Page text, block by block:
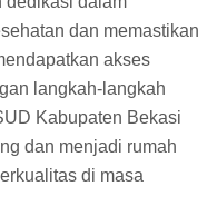
dan memastikan
akses
langkah-langkah
Kabupaten Bekasi
dan menjadi rumah
di masa